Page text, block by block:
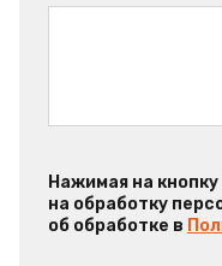
Нажимая на
на обработку
об обработке в